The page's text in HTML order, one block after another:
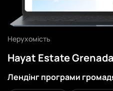
Нерухомість
Hayat Estate Grenada
Лендінг програми